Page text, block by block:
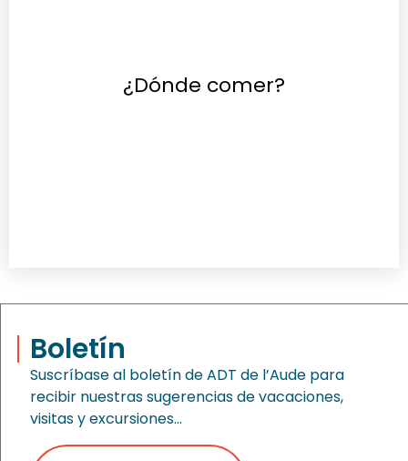
¿Dónde comer?
Boletín
Suscríbase al boletín de ADT de l’Aude para
recibir nuestras sugerencias de vacaciones,
visitas y excursiones…